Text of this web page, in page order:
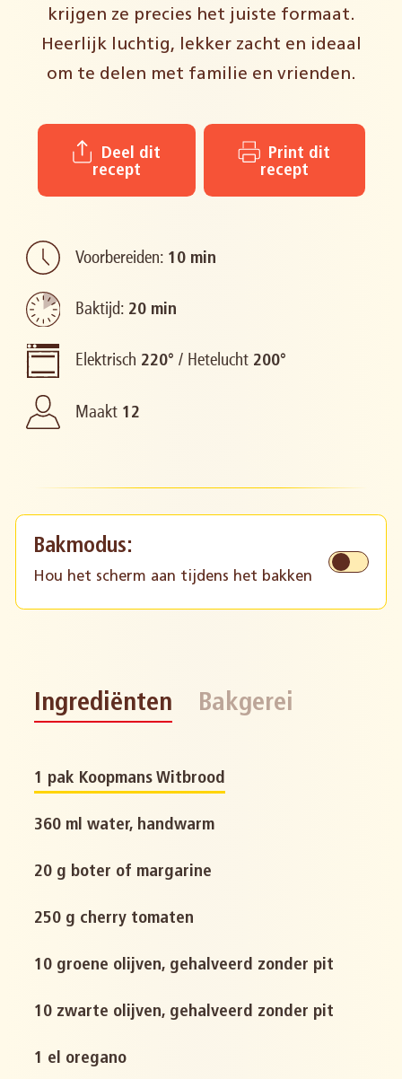
krijgen ze precies het juiste formaat.
Heerlijk luchtig, lekker zacht en ideaal
om te delen met familie en vrienden.
recept
recept
Voorbereiden: 10 min
Baktijd: 20 min
Elektrisch 220° / Hetelucht 200°
Maakt 12
Bakmodus:
Hou het scherm aan tijdens het bakken
Ingrediënten Bakgerei
1 pak Koopmans Witbrood
360 ml water, handwarm
20 g boter of margarine
250 g cherry tomaten
10 groene olijven, gehalveerd zonder pit
10 zwarte olijven, gehalveerd zonder pit
1 el oregano